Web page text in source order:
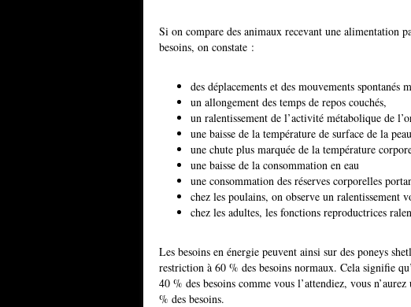
Si on compare des animaux recevant une alimentation
besoins, on constate :
des déplacements et des mouvements spontanés
un allongement des temps de repos couchés,
un ralentissement de l’activité métabolique de
une baisse de la température de surface de la
une chute plus marquée de la température
une baisse de la consommation en eau
une consommation des réserves corporelles
chez les poulains, on observe un ralentissement
chez les adultes, les fonctions reproductrices
Les besoins en énergie peuvent ainsi sur des poneys
restriction à 60 % des besoins normaux. Cela signifie
40 % des besoins comme vous l’attendiez, vous
% des besoins.